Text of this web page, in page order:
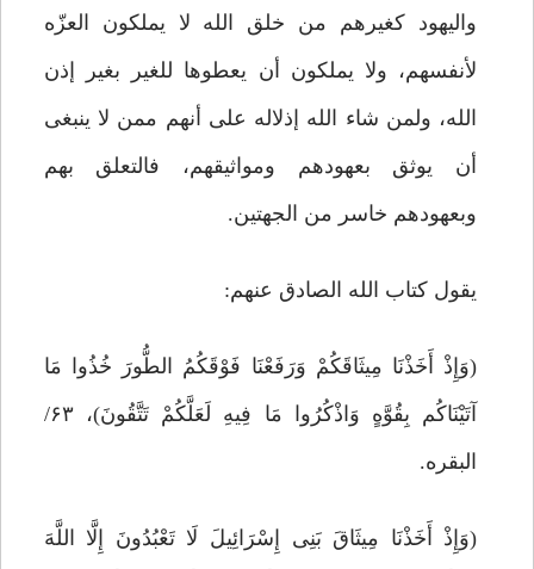
والیهود کغیرهم من خلق الله لا یملکون العزّه
لأنفسهم، ولا یملکون أن یعطوها للغیر بغیر إذن
الله، ولمن شاء الله إذلاله على أنهم ممن لا ینبغی
أن یوثق بعهودهم ومواثیقهم، فالتعلق بهم
وبعهودهم خاسر من الجهتین.
یقول کتاب الله الصادق عنهم:
(وَإِذْ أَخَذْنَا مِیثَاقَکُمْ وَرَفَعْنَا فَوْقَکُمُ الطُّورَ خُذُوا مَا
آتَیْنَاکُم بِقُوَّهٍ وَاذْکُرُوا مَا فِیهِ لَعَلَّکُمْ تَتَّقُونَ)، ۶۳/
البقره.
(وَإِذْ أَخَذْنَا مِیثَاقَ بَنِی إِسْرَائِیلَ لَا تَعْبُدُونَ إِلَّا اللَّهَ